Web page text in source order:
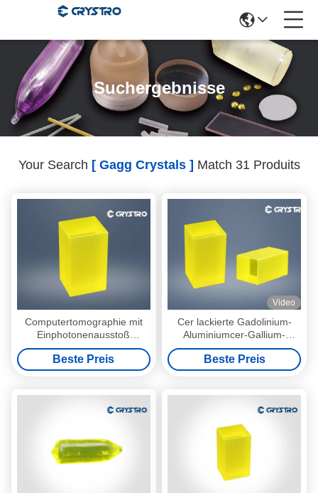
Suchergebnisse
Your Search [ Gagg Crystals ] Match 31 Produits
Computertomographie mit
Einphotonenausstoß
Spektrum hohe
Wärmeleitfähigkeit Gagg
Kristall
Beste Preis
Video
Cer lackierte Gadolinium-
Aluminiumcer-Gallium-
Granat GAGG Crystal High
Quality
Beste Preis